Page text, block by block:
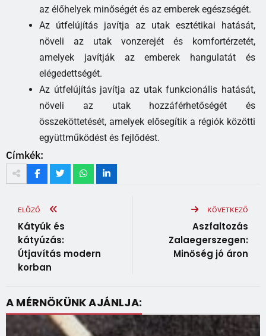
az élőhelyek minőségét és az emberek egészségét.
Az útfelújítás javítja az utak esztétikai hatását,
növeli az utak vonzerejét és komfortérzetét,
amelyek javítják az emberek hangulatát és
elégedettségét.
Az útfelújítás javítja az utak funkcionális hatását,
növeli az utak hozzáférhetőségét és
összeköttetését, amelyek elősegítik a régiók közötti
együttműködést és fejlődést.
Címkék:
ELŐZŐ
Kátyúk és
kátyúzás:
Útjavítás modern
korban
KÖVETKEZŐ
Aszfaltozás
Zalaegerszegen:
Minőség jó áron
A MÉRNÖKÜNK AJÁNLJA: